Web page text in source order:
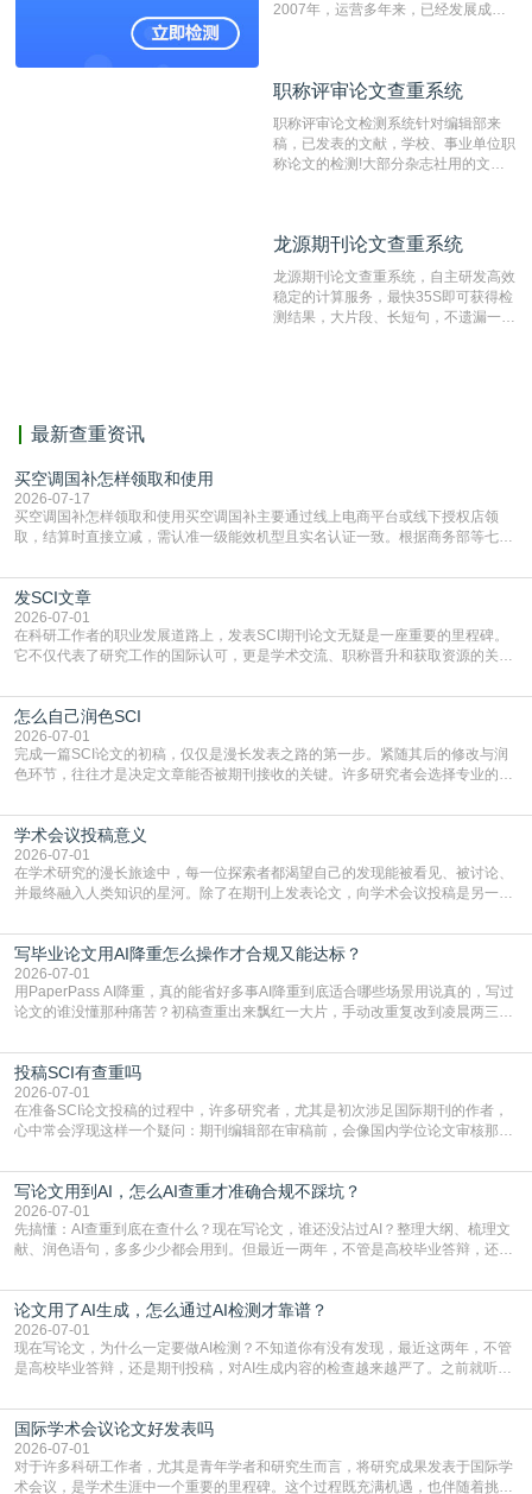
2007年，运营多年来，已经发展成为
检测速度快、精度高，市场反映良好。
职称评审论文查重系统
职称评审论文检测系统针对编辑部来
稿，已发表的文献，学校、事业单位职
称论文的检测!大部分杂志社用的文献
编辑部检测来稿和已发表的文献,检测
测时注意填写第一作者,才能排除已发
表文献复制比。（限制字符数1万）
龙源期刊论文查重系统
龙源期刊论文查重系统，自主研发高效
稳定的计算服务，最快35S即可获得检
测结果，大片段、长短句，不遗漏一处
最新查重资讯
买空调国补怎样领取和使用
2026-07-17
买空调国补怎样领取和使用买空调国补主要通过线上电商平台或线下授权店领
取，结算时直接立减‌，需认准一级能效机型且实名认证一致。根据商务部等七部
能领到补贴首选‌京东APP‌搜索专属口令(如【家电补贴1637】、【国补立省
4949】等，口令会随活动更新，以页面显示为准)进入补贴专场。淘宝/天猫也可
复制粘贴【8$FKFGgJq
发SCI文章
2026-07-01
在科研工作者的职业发展道路上，发表SCI期刊论文无疑是一座重要的里程碑。
它不仅代表了研究工作的国际认可，更是学术交流、职称晋升和获取资源的关键
战与困惑。从选题立意到投稿回应，每一步都需要精心的策略与扎实的工作。本
篇AEIC学术交流中心小编就为大家介绍“发SCI文章”。一、精准定位是成功的第
一步发表SCI文章，首要解决的问题是“投
怎么自己润色SCI
2026-07-01
完成一篇SCI论文的初稿，仅仅是漫长发表之路的第一步。紧随其后的修改与润
色环节，往往才是决定文章能否被期刊接收的关键。许多研究者会选择专业的语
质量，更能在此过程中深化对学术写作的理解。如何系统、高效地打磨自己的论
文，使其在语言和学术表达上更符合国际期刊的要求，是每位研究者值得投入学
习的技能。本篇AEIC学术交流中心小编就为大家介
学术会议投稿意义
2026-07-01
在学术研究的漫长旅途中，每一位探索者都渴望自己的发现能被看见、被讨论、
并最终融入人类知识的星河。除了在期刊上发表论文，向学术会议投稿是另一个
广阔学术天地的大门，连接着个体研究与社会网络。本篇AEIC学术交流中心小编
就为大家介绍“学术会议投稿意义”。一、加速研究成果的传播与反馈学术会议通
常具有周期短、时效性强的特点。相比期刊漫长的
写毕业论文用AI降重怎么操作才合规又能达标？
2026-07-01
用PaperPass AI降重，真的能省好多事AI降重到底适合哪些场景用说真的，写过
论文的谁没懂那种痛苦？初稿查重出来飘红一大片，手动改重复改到凌晨两三
到秃头。这时候靠谱的AI降重真的就是救命稻草，选对工具，半天就能搞定你两
三天都做不完的事。不是所有人都需要用AI降重，但如果你符合下面这些场景，
真的可以试试：初稿写完重复率远超要
投稿SCI有查重吗
2026-07-01
在准备SCI论文投稿的过程中，许多研究者，尤其是初次涉足国际期刊的作者，
心中常会浮现这样一个疑问：期刊编辑部在审稿前，会像国内学位论文审核那
论文的初审通过率。实际上，SCI期刊对重复内容的审查是严谨投稿流程中不可
或缺的一环。本篇AEIC学术交流中心小编就为大家介绍“投稿SCI有查重吗”。
一、查重是标准流程答案是明确的：绝大多数S
写论文用到AI，怎么AI查重才准确合规不踩坑？
2026-07-01
先搞懂：AI查重到底在查什么？现在写论文，谁还没沾过AI？整理大纲、梳理文
献、润色语句，多多少少都会用到。但最近一两年，不管是高校毕业答辩，还是
须加做AI查重。很多人分不清，AI查重和普通查重到底有啥区别？这里说透：普
通查重查的是你的文字和已公开文献的重复比例，防的是抄袭；AI查重查的是你
的内容里，有多少是AI生成的，防的是过
论文用了AI生成，怎么通过AI检测才靠谱？
2026-07-01
现在写论文，为什么一定要做AI检测？不知道你有没有发现，最近这两年，不管
是高校毕业答辩，还是期刊投稿，对AI生成内容的检查越来越严了。之前就听身
要求修改，还差点被判定学术不规范，真的太冤了。现在国内多数高校和核心期
刊，都已经明确出台了相关规定：如果使用AI生成内容辅助写作，必须明确标
注，未标注的AI生成内容会被认定为不符合学
国际学术会议论文好发表吗
2026-07-01
对于许多科研工作者，尤其是青年学者和研究生而言，将研究成果发表于国际学
术会议，是学术生涯中一个重要的里程碑。这个过程既充满机遇，也伴随着挑